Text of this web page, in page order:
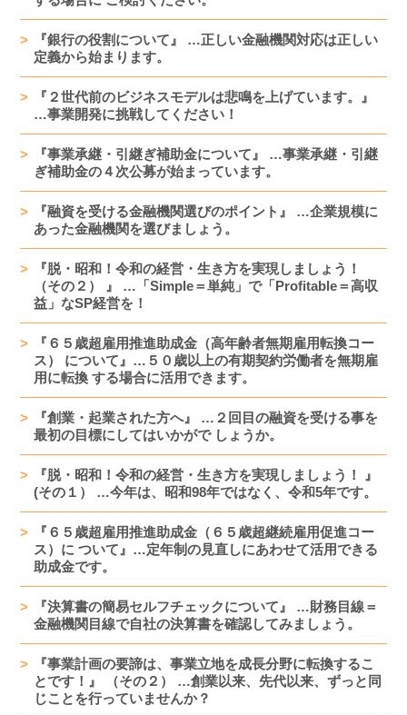
『銀行の役割について』 …正しい金融機関対応は正しい
定義から始まります。
『２世代前のビジネスモデルは悲鳴を上げています。』
…事業開発に挑戦してください！
『事業承継・引継ぎ補助金について』 …事業承継・引継
ぎ補助金の４次公募が始まっています。
『融資を受ける金融機関選びのポイント』 …企業規模に
あった金融機関を選びましょう。
『脱・昭和！令和の経営・生き方を実現しましょう！
（その２） 』 …「Simple＝単純」で「Profitable＝高収
益」なSP経営を！
『６５歳超雇用推進助成金（高年齢者無期雇用転換コー
ス） について』…５０歳以上の有期契約労働者を無期雇
用に転換 する場合に活用できます。
『創業・起業された方へ』 …２回目の融資を受ける事を
最初の目標にしてはいかがで しょうか。
『脱・昭和！令和の経営・生き方を実現しましょう！ 』
(その１） …今年は、昭和98年ではなく、令和5年です。
『６５歳超雇用推進助成金（６５歳超継続雇用促進コー
ス）に ついて』…定年制の見直しにあわせて活用できる
助成金です。
『決算書の簡易セルフチェックについて』 …財務目線＝
金融機関目線で自社の決算書を確認してみましょう。
『事業計画の要諦は、事業立地を成長分野に転換するこ
とです！』 （その２） …創業以来、先代以来、ずっと同
じことを行っていませんか？